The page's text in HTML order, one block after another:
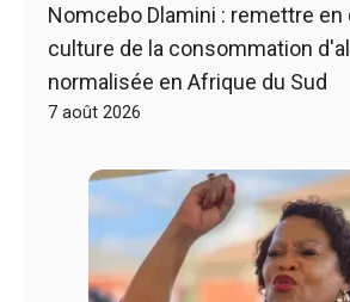
Nomcebo Dlamini : remettre en
culture de la consommation
normalisée en Afrique du Sud
7 août 2026